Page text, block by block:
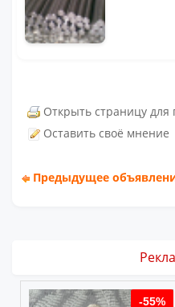
Открыть страницу для
Оставить своё мнение
Предыдущее
-55%